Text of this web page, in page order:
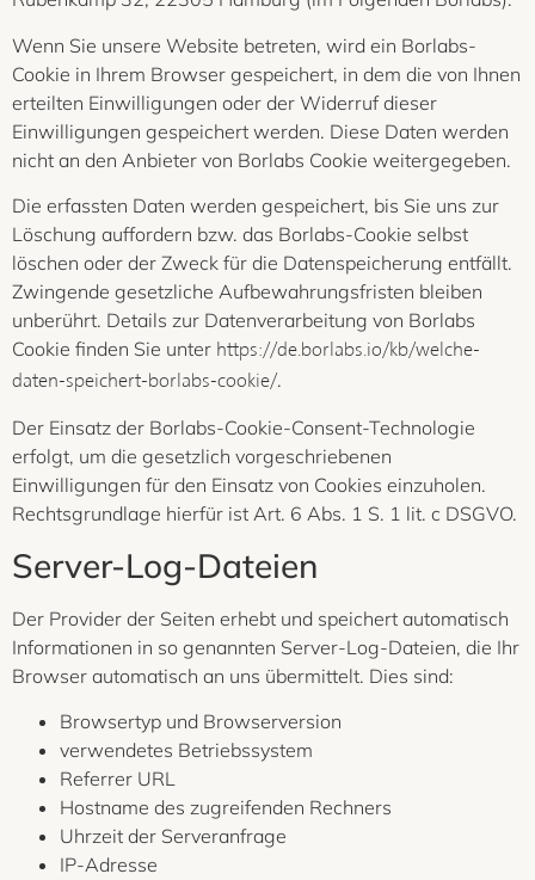
Wenn Sie unsere Website betreten, wird ein Borlabs-
Cookie in Ihrem Browser gespeichert, in dem die von Ihnen
erteilten Einwilligungen oder der Widerruf dieser
Einwilligungen gespeichert werden. Diese Daten werden
nicht an den Anbieter von Borlabs Cookie weitergegeben.
Die erfassten Daten werden gespeichert, bis Sie uns zur
Löschung auffordern bzw. das Borlabs-Cookie selbst
löschen oder der Zweck für die Datenspeicherung entfällt.
Zwingende gesetzliche Aufbewahrungsfristen bleiben
unberührt. Details zur Datenverarbeitung von Borlabs
Cookie finden Sie unter https://de.borlabs.io/kb/welche-
daten-speichert-borlabs-cookie/.
Der Einsatz der Borlabs-Cookie-Consent-Technologie
erfolgt, um die gesetzlich vorgeschriebenen
Einwilligungen für den Einsatz von Cookies einzuholen.
Rechtsgrundlage hierfür ist Art. 6 Abs. 1 S. 1 lit. c DSGVO.
Server-Log-Dateien
Der Provider der Seiten erhebt und speichert automatisch
Informationen in so genannten Server-Log-Dateien, die Ihr
Browser automatisch an uns übermittelt. Dies sind:
Browsertyp und Browserversion
verwendetes Betriebssystem
Referrer URL
Hostname des zugreifenden Rechners
Uhrzeit der Serveranfrage
IP-Adresse